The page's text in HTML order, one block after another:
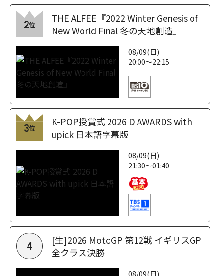
2位
THE ALFEE『2022 Winter Genesis of
New World Final 冬の天地創造』
08/09(日)
20:00～22:15
3位
K-POP授賞式 2026 D AWARDS with
upick 日本語字幕版
08/09(日)
21:30～01:40
4
[生]2026 MotoGP 第12戦 イギリスGP
全クラス決勝
08/09(日)